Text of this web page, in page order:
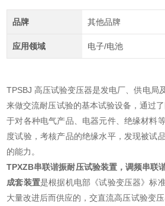
品牌 其他品牌
应用领域 电子/电池
TPSBJ 高压试验变压器是发电厂、供电局
来做交流耐压试验的基本试验设备，通过
于对各种电气产品、电器元件、绝缘材料
度试验，考核产品的绝缘水平，发现被试
的能力。
TPXZB串联谐振耐压试验装置，调频串联
成套装置是根据机电部《试验变压器》标
大量改进后而供应的，交直流高压试验变